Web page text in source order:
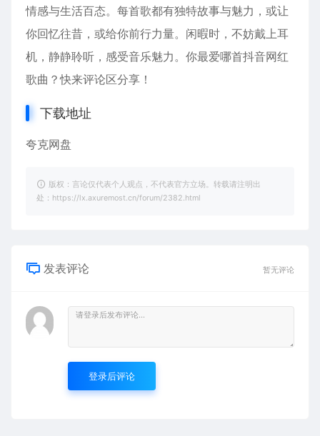
情感与生活百态。每首歌都有独特故事与魅力，或让
你回忆往昔，或给你前行力量。闲暇时，不妨戴上耳
机，静静聆听，感受音乐魅力。你最爱哪首抖音网红
歌曲？快来评论区分享！
下载地址
夸克网盘
版权：言论仅代表个人观点，不代表官方立场。转载请注明出
处：https://lx.axuremost.cn/forum/2382.html
发表评论 暂无评论
登录后评论